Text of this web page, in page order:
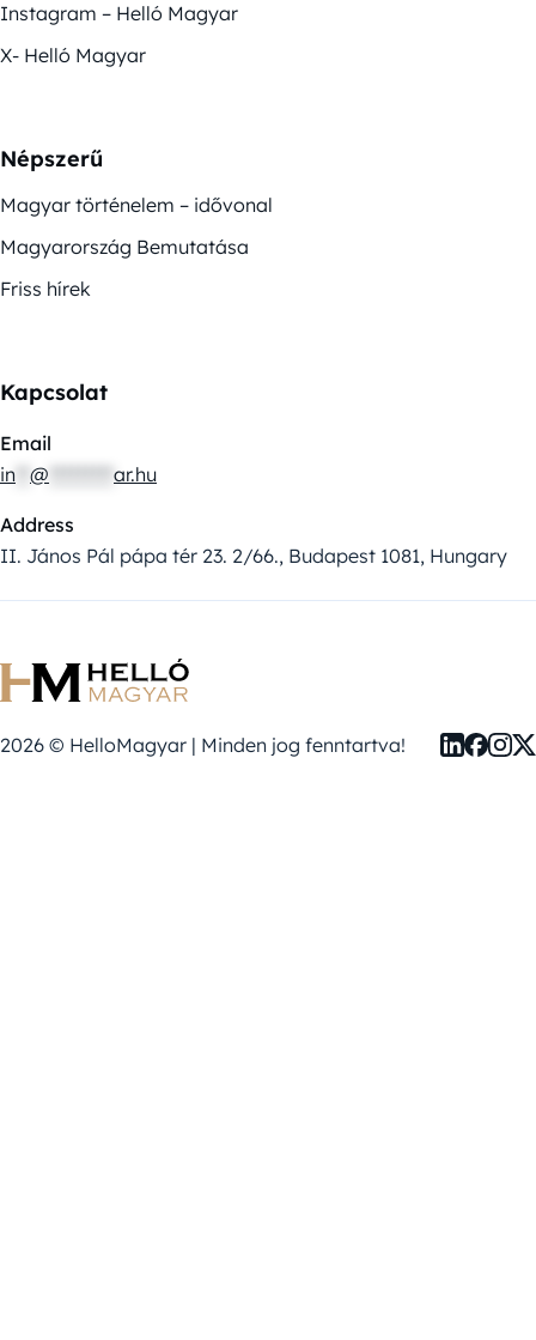
Instagram – Helló Magyar
X- Helló Magyar
Népszerű
Magyar történelem – idővonal
Magyarország Bemutatása
Friss hírek
Kapcsolat
Email
in @ ar.hu
Address
II. János Pál pápa tér 23. 2/66., Budapest 1081, Hungary
2026 © HelloMagyar | Minden jog fenntartva!